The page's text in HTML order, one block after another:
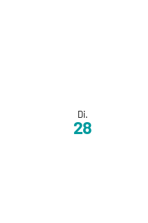
Di.
28